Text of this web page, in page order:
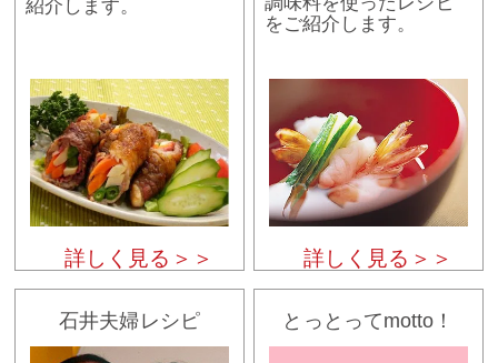
紹介します。
詳しく見る＞＞
をご紹介します。
詳しく見る＞＞
石井夫婦レシピ とっとってmotto！